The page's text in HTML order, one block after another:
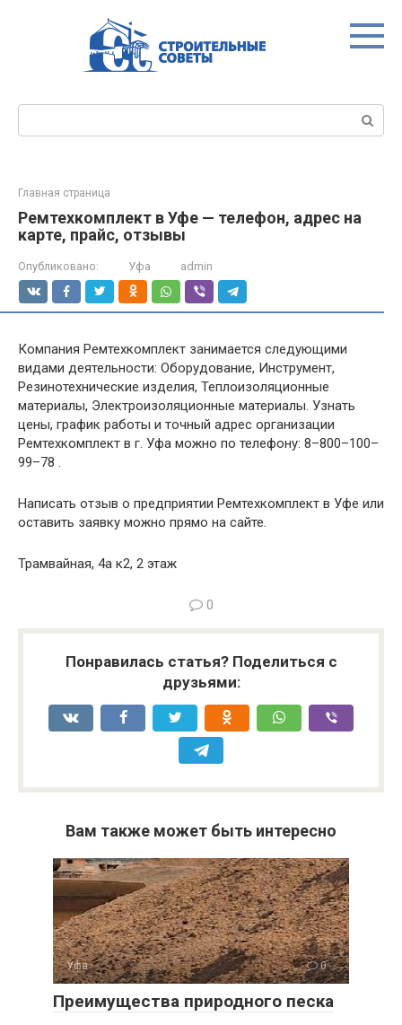
Главная страница
Ремтехкомплект в Уфе — телефон, адрес на
карте, прайс, отзывы
Опубликовано: Уфа admin
Компания Ремтехкомплект занимается следующими
видами деятельности: Оборудование, Инструмент,
Резинотехнические изделия, Теплоизоляционные
материалы, Электроизоляционные материалы. Узнать
цены, график работы и точный адрес организации
Ремтехкомплект в г. Уфа можно по телефону: 8–800–100–
99–78 .
Написать отзыв о предприятии Ремтехкомплект в Уфе или
оставить заявку можно прямо на сайте.
Трамвайная, 4а к2, 2 этаж
0
Понравилась статья? Поделиться с
друзьями:
Вам также может быть интересно
Уфа 0
Преимущества природного песка